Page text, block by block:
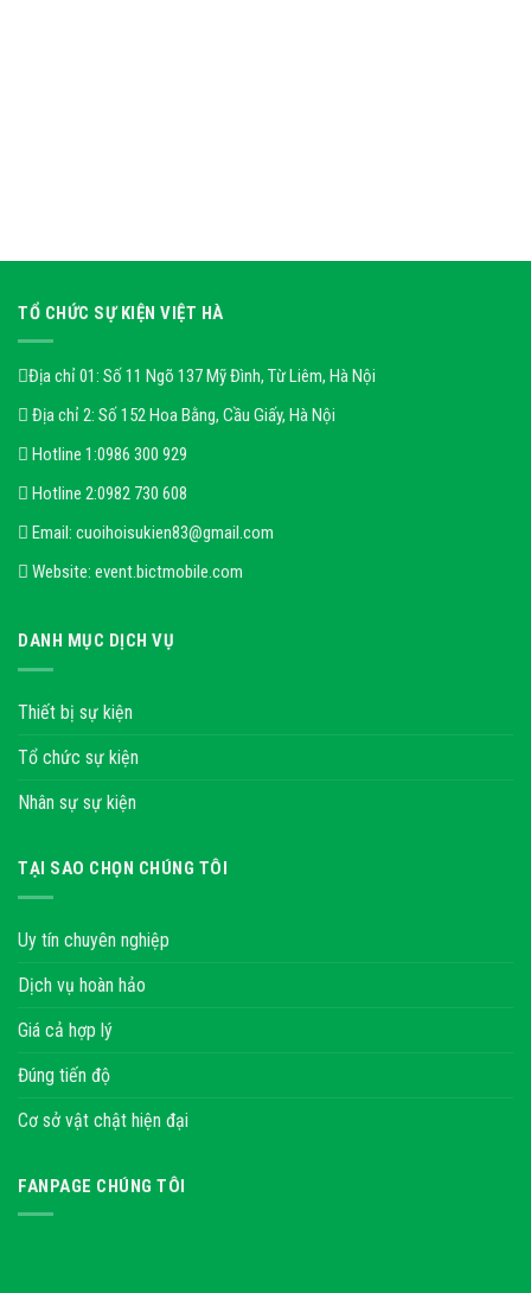
TỔ CHỨC SỰ KIỆN VIỆT HÀ
Địa chỉ 01: Số 11 Ngõ 137 Mỹ Đình, Từ Liêm, Hà Nội
Địa chỉ 2: Số 152 Hoa Bằng, Cầu Giấy, Hà Nội
Hotline 1:0986 300 929
Hotline 2:0982 730 608
Email: cuoihoisukien83@gmail.com
Website: event.bictmobile.com
DANH MỤC DỊCH VỤ
Thiết bị sự kiện
Tổ chức sự kiện
Nhân sự sự kiện
TẠI SAO CHỌN CHÚNG TÔI
Uy tín chuyên nghiệp
Dịch vụ hoàn hảo
Giá cả hợp lý
Đúng tiến độ
Cơ sở vật chật hiện đại
FANPAGE CHÚNG TÔI